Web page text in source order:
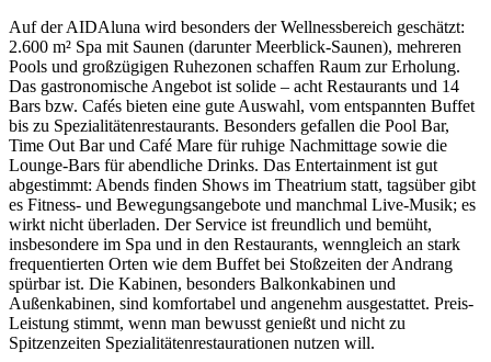
Auf der AIDAluna wird besonders der Wellnessbereich geschätzt:
2.600 m² Spa mit Saunen (darunter Meerblick-Saunen), mehreren
Pools und großzügigen Ruhezonen schaffen Raum zur Erholung.
Das gastronomische Angebot ist solide – acht Restaurants und 14
Bars bzw. Cafés bieten eine gute Auswahl, vom entspannten Buffet
bis zu Spezialitätenrestaurants. Besonders gefallen die Pool Bar,
Time Out Bar und Café Mare für ruhige Nachmittage sowie die
Lounge-Bars für abendliche Drinks. Das Entertainment ist gut
abgestimmt: Abends finden Shows im Theatrium statt, tagsüber gibt
es Fitness- und Bewegungsangebote und manchmal Live-Musik; es
wirkt nicht überladen. Der Service ist freundlich und bemüht,
insbesondere im Spa und in den Restaurants, wenngleich an stark
frequentierten Orten wie dem Buffet bei Stoßzeiten der Andrang
spürbar ist. Die Kabinen, besonders Balkonkabinen und
Außenkabinen, sind komfortabel und angenehm ausgestattet. Preis-
Leistung stimmt, wenn man bewusst genießt und nicht zu
Spitzenzeiten Spezialitätenrestaurationen nutzen will.